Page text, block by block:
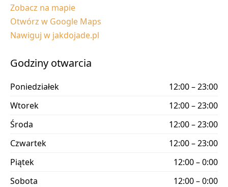
Zobacz na mapie
Otwórz w Google Maps
Nawiguj w jakdojade.pl
Godziny otwarcia
Poniedziałek
12:00 – 23:00
Wtorek
12:00 – 23:00
Środa
12:00 – 23:00
Czwartek
12:00 – 23:00
Piątek
12:00 – 0:00
Sobota
12:00 – 0:00